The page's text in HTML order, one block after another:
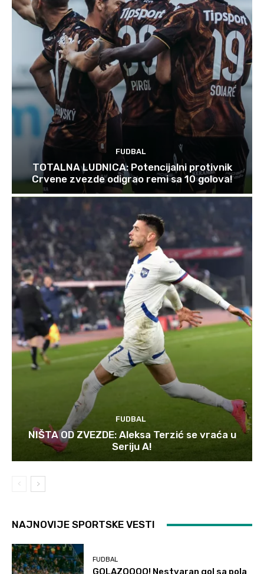
FUDBAL
TOTALNA LUDNICA: Potencijalni protivnik
Crvene zvezde odigrao remi sa 10 golova!
FUDBAL
NIŠTA OD ZVEZDE: Aleksa Terzić se vraća u
Seriju A!
NAJNOVIJE SPORTSKE VESTI
FUDBAL
GOLAZOOOO! Nestvaran gol sa pola